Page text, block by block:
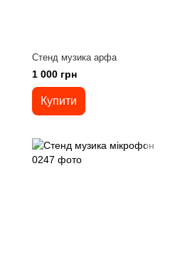
Стенд музика арфа
1 000 грн
Купити